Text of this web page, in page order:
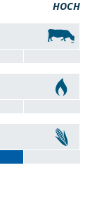
HOCH